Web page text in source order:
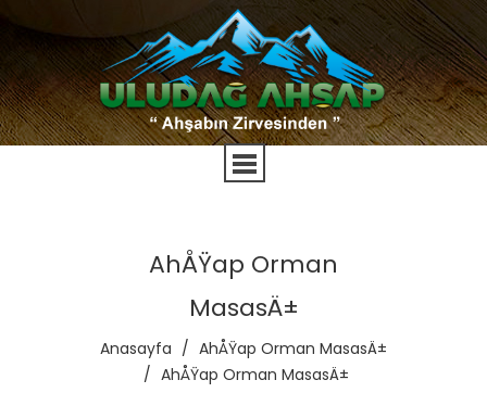
AhÅŸap Orman
MasasÄ±
Anasayfa / AhÅŸap Orman MasasÄ±
/ AhÅŸap Orman MasasÄ±